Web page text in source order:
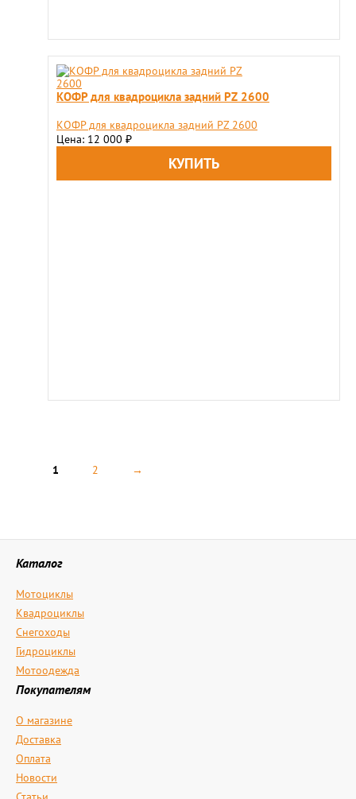
КОФР для квадроцикла задний PZ 2600
КОФР для квадроцикла задний PZ 2600
Цена: 12 000 ₽
1 2 →
Каталог
Мотоциклы
Квадроциклы
Снегоходы
Гидроциклы
Мотоодежда
Покупателям
О магазине
Доставка
Оплата
Новости